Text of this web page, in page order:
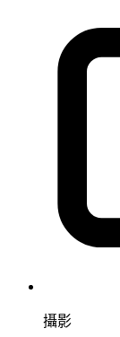
攝影